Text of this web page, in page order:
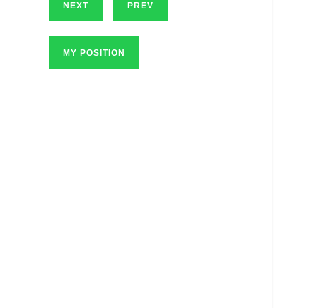
NEXT PREV
MY POSITION